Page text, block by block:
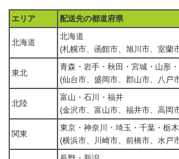
エリア 配送先の都道府県
北海道
北海道
(札幌市、函館市、旭川市、室蘭
東北
青森・岩手・秋田・宮城・山形
(仙台市、盛岡市、郡山市、八戸
北陸
富山・石川・福井
(金沢市、富山市、福井市、高岡
関東
東京・神奈川・埼玉・千葉・栃
(横浜市、川崎市、前橋市、水戸